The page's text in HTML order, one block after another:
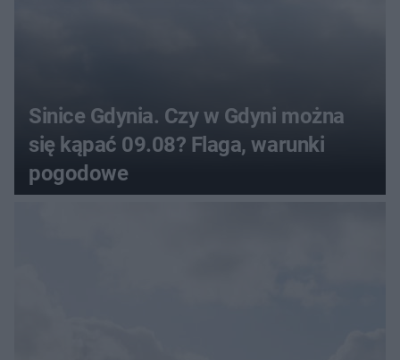
Sinice Gdynia. Czy w Gdyni można
się kąpać 09.08? Flaga, warunki
pogodowe